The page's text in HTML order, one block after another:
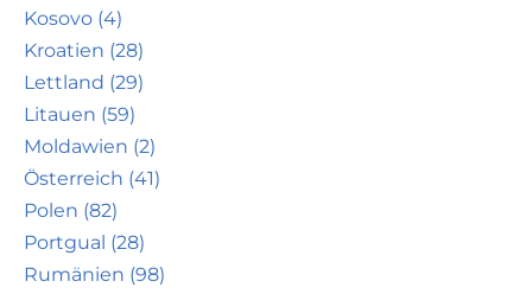
Kosovo (4)
Kroatien (28)
Lettland (29)
Litauen (59)
Moldawien (2)
Österreich (41)
Polen (82)
Portgual (28)
Rumänien (98)